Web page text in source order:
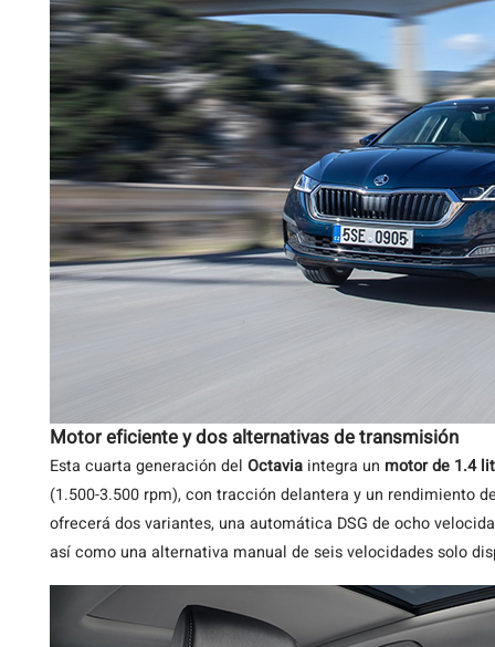
Motor eficiente y dos alternativas de transmisión
Esta cuarta generación del Octavia integra un motor de 1.4
(1.500-3.500 rpm), con tracción delantera y un rendimiento
ofrecerá dos variantes, una automática DSG de ocho
así como una alternativa manual de seis velocidades solo